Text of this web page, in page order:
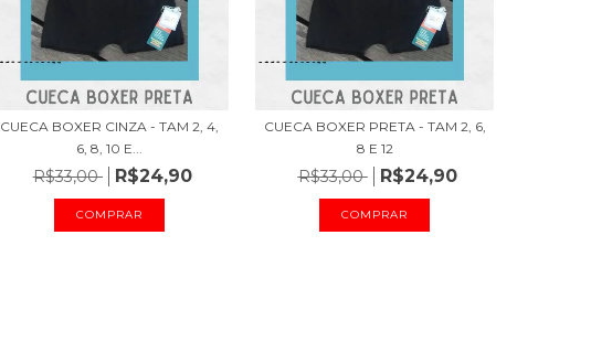
CUECA BOXER CINZA - TAM 2, 4,
6, 8, 10 E...
R$33,00 R$24,90
COMPRAR
CUECA BOXER PRETA - TAM 2, 6,
8 E 12
R$33,00 R$24,90
COMPRAR